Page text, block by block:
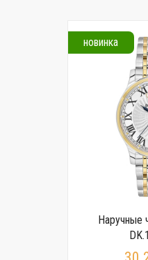
новинка
Наручные